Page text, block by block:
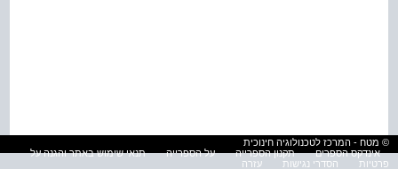
© מטח - המרכז לטכנולוגיה חינוכית
אינדקס הספרים
תקנון הספרייה על הספרייה
תנאי שימוש באתר והגנה על
פרטיות
הסדרי נגישות עזרה